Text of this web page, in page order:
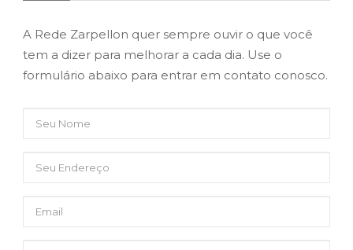
A Rede Zarpellon quer sempre ouvir o que você
tem a dizer para melhorar a cada dia. Use o
formulário abaixo para entrar em contato conosco.